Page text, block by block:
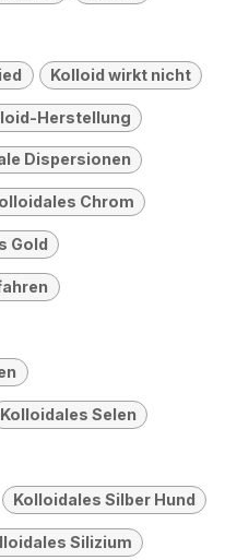
Kolloid wirkt nicht
Herstellung
Dispersionen
Chrom
Gold
Kolloidales Selen
Kolloidales Silber Hund
Silizium